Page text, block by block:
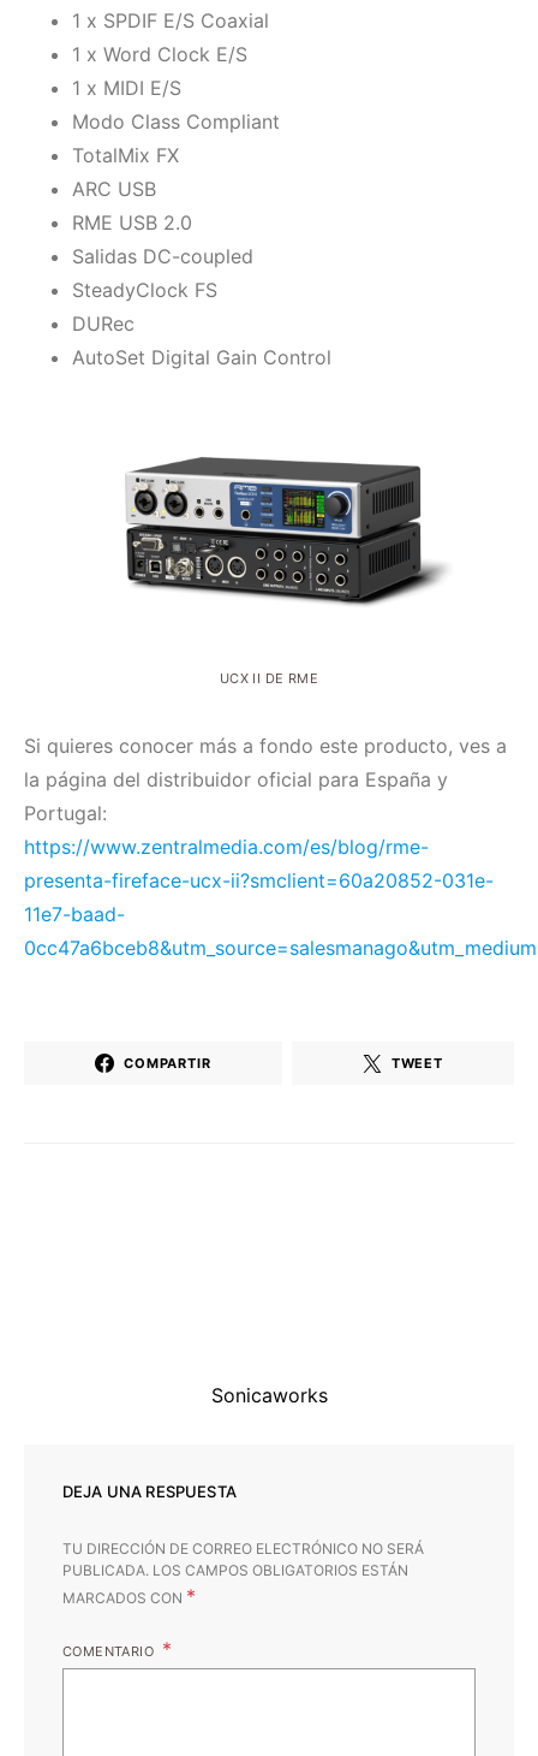
1 x SPDIF E/S Coaxial
1 x Word Clock E/S
1 x MIDI E/S
Modo Class Compliant
TotalMix FX
ARC USB
RME USB 2.0
Salidas DC-coupled
SteadyClock FS
DURec
AutoSet Digital Gain Control
UCX II DE RME
Si quieres conocer más a fondo este producto, ves a
la página del distribuidor oficial para España y
Portugal:
https://www.zentralmedia.com/es/blog/rme-
presenta-fireface-ucx-ii?smclient=60a20852-031e-
11e7-baad-
COMPARTIR TWEET
Sonicaworks
DEJA UNA RESPUESTA
TU DIRECCIÓN DE CORREO ELECTRÓNICO NO SERÁ
PUBLICADA. LOS CAMPOS OBLIGATORIOS ESTÁN
MARCADOS CON *
COMENTARIO